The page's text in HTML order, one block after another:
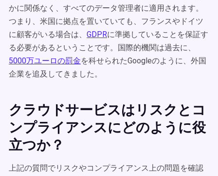
かに関係なく、すべてのデータ管理者に適用されます。
つまり、米国に拠点を置いていても、フランスやドイツ
に顧客がいる場合は、 GDPRに準拠していることを保証す
る必要があるということです。国際的機関は過去に、
5000万ユーロの罰金を科せられたGoogleのように、外国
企業を追及してきました。
クラウドサービスはリスクとコ
ンプライアンスにどのように役
立つか？
上記の質問でリスクやコンプライアンス上の問題を確認